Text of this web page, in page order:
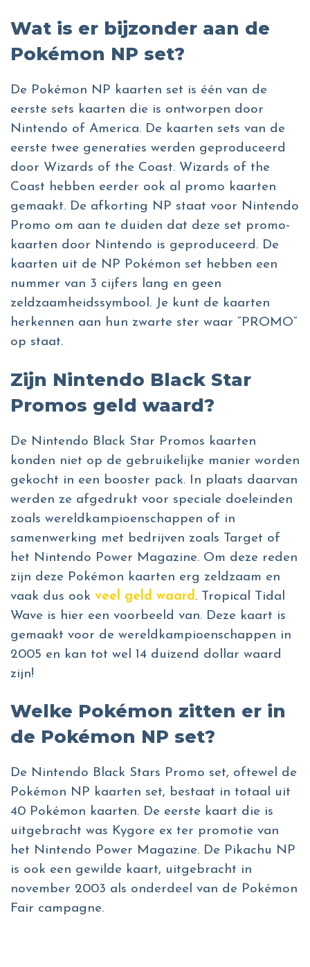
Wat is er bijzonder aan de
Pokémon NP set?
De Pokémon NP kaarten set is één van de
eerste sets kaarten die is ontworpen door
Nintendo of America. De kaarten sets van de
eerste twee generaties werden geproduceerd
door Wizards of the Coast. Wizards of the
Coast hebben eerder ook al promo kaarten
gemaakt. De afkorting NP staat voor Nintendo
Promo om aan te duiden dat deze set promo-
kaarten door Nintendo is geproduceerd. De
kaarten uit de NP Pokémon set hebben een
nummer van 3 cijfers lang en geen
zeldzaamheidssymbool. Je kunt de kaarten
herkennen aan hun zwarte ster waar “PROMO”
op staat.
Zijn Nintendo Black Star
Promos geld waard?
De Nintendo Black Star Promos kaarten
konden niet op de gebruikelijke manier worden
gekocht in een booster pack. In plaats daarvan
werden ze afgedrukt voor speciale doeleinden
zoals wereldkampioenschappen of in
samenwerking met bedrijven zoals Target of
het Nintendo Power Magazine. Om deze reden
zijn deze Pokémon kaarten erg zeldzaam en
vaak dus ook veel geld waard . Tropical Tidal
Wave is hier een voorbeeld van. Deze kaart is
gemaakt voor de wereldkampioenschappen in
2005 en kan tot wel 14 duizend dollar waard
zijn!
Welke Pokémon zitten er in
de Pokémon NP set?
De Nintendo Black Stars Promo set, oftewel de
Pokémon NP kaarten set, bestaat in totaal uit
40 Pokémon kaarten. De eerste kaart die is
uitgebracht was Kygore ex ter promotie van
het Nintendo Power Magazine. De Pikachu NP
is ook een gewilde kaart, uitgebracht in
november 2003 als onderdeel van de Pokémon
Fair campagne.